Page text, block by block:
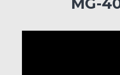
MG-